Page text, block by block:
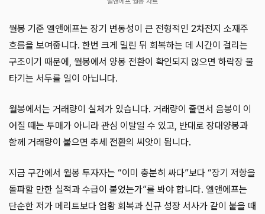
월봉 기준 엘앤에프는 장기 변동성이 큰 전형적인 2차전지 소재주
흐름을 보여줍니다. 한번 크게 밀린 뒤 회복하는 데 시간이 걸리는
구조이기 때문에, 월봉에서 양봉 전환이 확인되지 않으면 하락장 물
타기는 서두를 일이 아닙니다.
월봉에서는 거래량이 실체가 있습니다. 거래량이 줄면서 음봉이 이
어질 때는 투매가 아니라 관심 이탈일 수 있고, 반대로 장대양봉과
함께 거래량이 붙으면 추세 전환의 씨앗이 됩니다.
지금 구간에서 월봉 투자자는 “이미 충분히 싸다”보다 “장기 저항을
돌파할 만한 실적과 수급이 붙었는가”를 봐야 합니다. 엘앤에프는
단순한 저가 메리트보다 업황 회복과 신규 성장 서사가 같이 붙을 때